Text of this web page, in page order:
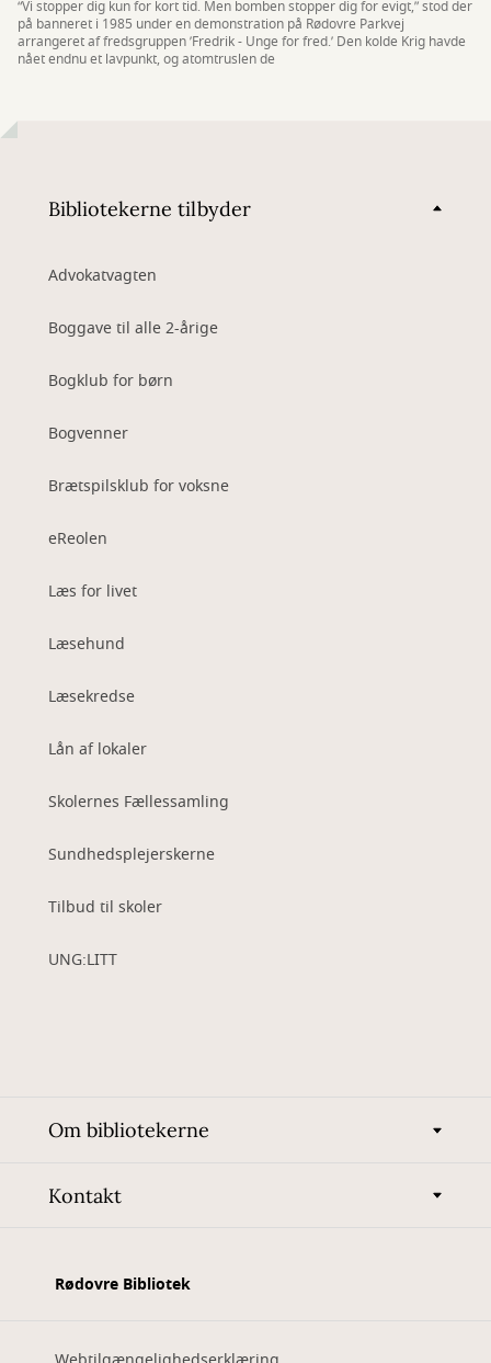
“Vi stopper dig kun for kort tid. Men bomben stopper dig for evigt,” stod der
på banneret i 1985 under en demonstration på Rødovre Parkvej
arrangeret af fredsgruppen ’Fredrik - Unge for fred.’ Den kolde Krig havde
nået endnu et lavpunkt, og atomtruslen de
Bibliotekerne tilbyder
Advokatvagten
Boggave til alle 2-årige
Bogklub for børn
Bogvenner
Brætspilsklub for voksne
eReolen
Læs for livet
Læsehund
Læsekredse
Lån af lokaler
Skolernes Fællessamling
Sundhedsplejerskerne
Tilbud til skoler
UNG:LITT
Om bibliotekerne
Kontakt
Rødovre Bibliotek